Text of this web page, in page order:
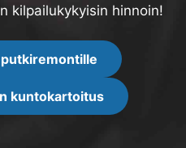
kilpailukykyisin hinnoin!
kuntokartoitus